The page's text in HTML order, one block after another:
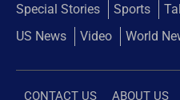
Special Stories
Sports
US News
Video World
CONTACT US ABOUT US